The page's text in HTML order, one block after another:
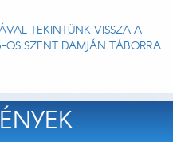
TEKINTÜNK VISSZA A
OS SZENT DAMJÁN TÁBORRA